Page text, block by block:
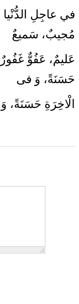
في عاجِلِ
مُجيبٌ، سَميعٌ
عَليمٌ، عَفُوٌّ
حَسَنَةً، وَ فى
الْاخِرَةِ حَسَنَةً،